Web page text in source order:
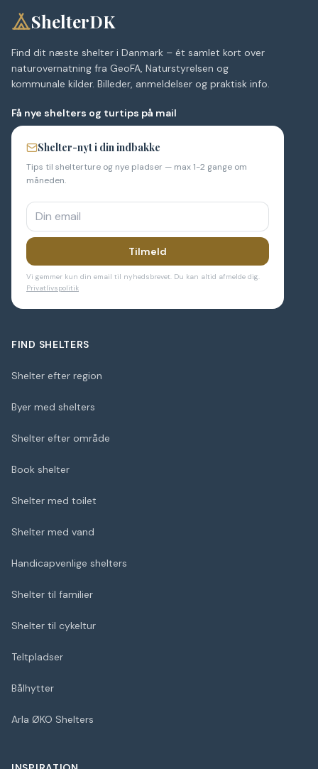
ShelterDK
Find dit næste shelter i Danmark – ét samlet kort over
naturovernatning fra GeoFA, Naturstyrelsen og
kommunale kilder. Billeder, anmeldelser og praktisk info.
Få nye shelters og turtips på mail
Shelter-nyt i din indbakke
Tips til shelterture og nye pladser — max 1-2 gange om
måneden.
Tilmeld
Vi gemmer kun din email til nyhedsbrevet. Du kan altid afmelde dig.
Privatlivspolitik
FIND SHELTERS
Shelter efter region
Byer med shelters
Shelter efter område
Book shelter
Shelter med toilet
Shelter med vand
Handicapvenlige shelters
Shelter til familier
Shelter til cykeltur
Teltpladser
Bålhytter
Arla ØKO Shelters